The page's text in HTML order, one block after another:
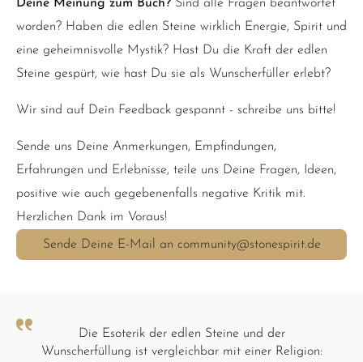
Deine Meinung zum Buch? Sind alle Fragen beantwortet
worden? Haben die edlen Steine wirklich Energie, Spirit und
eine geheimnisvolle Mystik? Hast Du die Kraft der edlen
Steine gespürt, wie hast Du sie als Wunscherfüller erlebt?
Wir sind auf Dein Feedback gespannt - schreibe uns bitte!
Sende uns Deine Anmerkungen, Empfindungen,
Erfahrungen und Erlebnisse, teile uns Deine Fragen, Ideen,
positive wie auch gegebenenfalls negative Kritik mit.
Herzlichen Dank im Voraus!
Sende Deine E-Mail an community@stonespirit.de
Die Esoterik der edlen Steine und der
Wunscherfüllung ist vergleichbar mit einer Religion: